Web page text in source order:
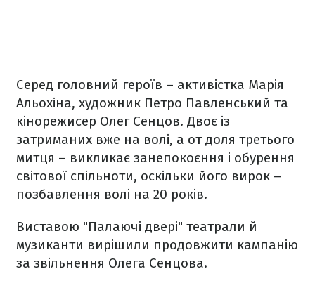
Серед головний героїв – активістка Марія
Альохіна, художник Петро Павленський та
кінорежисер Олег Сенцов. Двоє із
затриманих вже на волі, а от доля третього
митця – викликає занепокоєння і обурення
світової спільноти, оскільки його вирок –
позбавлення волі на 20 років.
Виставою "Палаючі двері" театрали й
музиканти вирішили продовжити кампанію
за звільнення Олега Сенцова.